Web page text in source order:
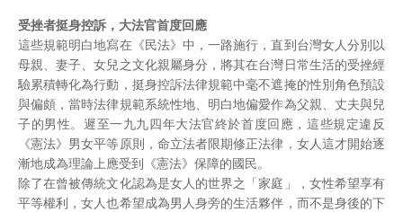
受挫者挺身控訴，大法官首度回應
這些規範明白地寫在《民法》中，一路施行，直到台灣女人分別以
母親、妻子、女兒之文化親屬身分，將其在台灣日常生活的受挫經
驗累積轉化為行動，挺身控訴法律規範中毫不遮掩的性別角色預設
與偏頗，當時法律規範系統性地、明白地偏愛作為父親、丈夫與兒
子的男性。遲至一九九四年大法官終於首度回應，這些規定違反
《憲法》男女平等原則，命立法者限期修正法律，女人這才開始逐
漸地成為理論上應受到《憲法》保障的國民。
除了在曾被傳統文化認為是女人的世界之「家庭」，女性希望享有
平等權利，女人也希望成為男人身旁的生活夥伴，而不是身後的下